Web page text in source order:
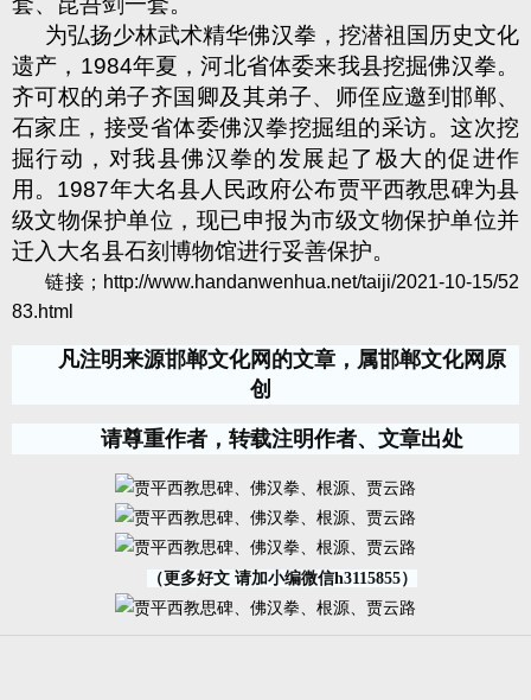
为弘扬少林武术精华佛汉拳，挖潜祖国历史文化
遗产， 1984年夏，河北省体委来我县挖掘佛汉拳。
齐可权的弟子齐国卿及其弟子、师侄应邀到邯郸、
石家庄，接受省体委佛汉拳挖掘组的采访。这次挖
掘行动，对我县佛汉拳的发展起了极大的促进作
用。 1987年大名县人民政府公布贾平西教思碑为县
级文物保护单位，现已申报为市级文物保护单位并
迁入大名县石刻博物馆进行妥善保护。
链接； http://www.handanwenhua.net/taiji/2021-10-15/52
83.html
凡注明来源邯郸文化网的文章，属邯郸文化网原
创
请尊重作者，转载注明作者、文章出处
（更多好文 请加小编微信h3115855）